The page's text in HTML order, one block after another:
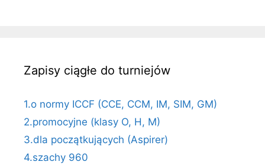
Zapisy ciągłe do turniejów
1.o normy ICCF (CCE, CCM, IM, SIM, GM)
2.promocyjne (klasy O, H, M)
3.dla początkujących (Aspirer)
4.szachy 960